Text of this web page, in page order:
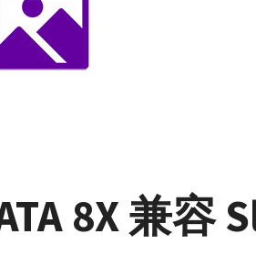
8X 兼容